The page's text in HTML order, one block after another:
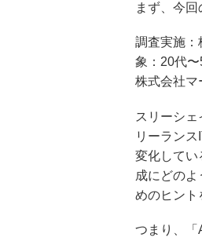
まず、今回
調査実施：
象：20代
株式会社マ
スリーシ
リーラン
変化して
成にどの
めのヒント
つまり、「